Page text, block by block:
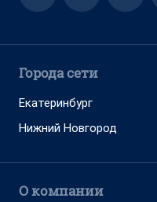
Города сети
Екатеринбург
Нижний Новгород
О компании